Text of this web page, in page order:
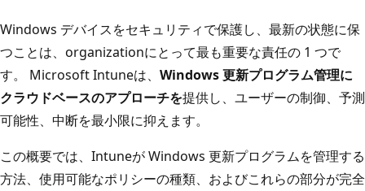
Windows デバイスをセキュリティで保護し、最新の状態に保
つことは、organizationにとって最も重要な責任の 1 つで
す。 Microsoft Intuneは、 Windows 更新プログラム管理に
クラウドベースのアプローチを提供し、ユーザーの制御、予測
可能性、中断を最小限に抑えます。
この概要では、Intuneが Windows 更新プログラムを管理する
方法、使用可能なポリシーの種類、およびこれらの部分が完全